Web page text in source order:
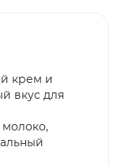
крем и
вкус для